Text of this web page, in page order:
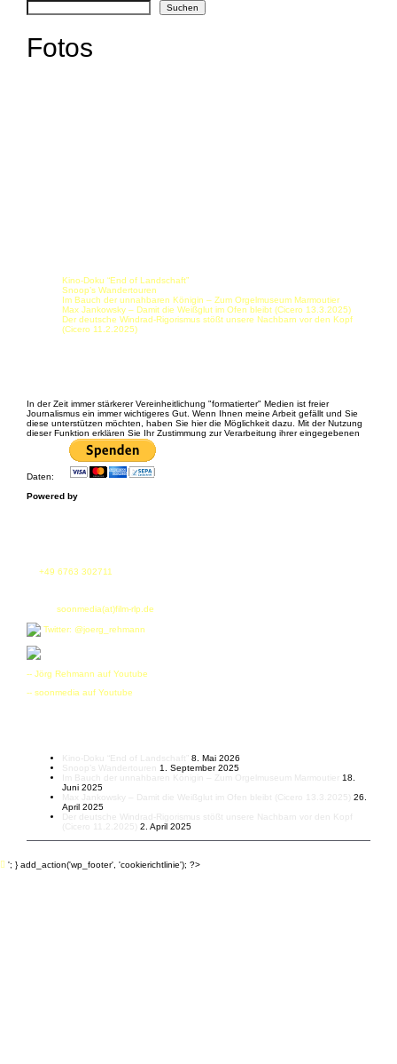
Suchen
Fotos
Kino-Doku “End of Landschaft”
Snoop’s Wandertouren
Im Bauch der unnahbaren Königin – Zum Orgelmuseum Marmoutier
Max Jankowsky – Damit die Weißglut im Ofen bleibt (Cicero 13.3.2025)
Der deutsche Windrad-Rigorismus stößt unsere Nachbarn vor den Kopf
(Cicero 11.2.2025)
In der Zeit immer stärkerer Vereinheitlichung "formatierter" Medien ist freier
Journalismus ein immer wichtigeres Gut. Wenn Ihnen meine Arbeit gefällt und Sie
diese unterstützen möchten, haben Sie hier die Möglichkeit dazu. Mit der Nutzung
dieser Funktion erklären Sie Ihr Zustimmung zur Verarbeitung ihrer eingegebenen
Daten:
Powered by
+49 6763 302711
soonmedia(at)film-rlp.de
Twitter: @joerg_rehmann
-- Jörg Rehmann auf Youtube
-- soonmedia auf Youtube
Kino-Doku “End of Landschaft” 8. Mai 2026
Snoop’s Wandertouren
1. September 2025
Im Bauch der unnahbaren Königin – Zum Orgelmuseum Marmoutier
18.
Juni 2025
Max Jankowsky – Damit die Weißglut im Ofen bleibt (Cicero 13.3.2025)
26.
April 2025
Der deutsche Windrad-Rigorismus stößt unsere Nachbarn vor den Kopf
(Cicero 11.2.2025)
2. April 2025
'; } add_action('wp_footer', 'cookierichtlinie'); ?>